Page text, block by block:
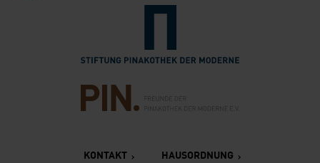
Verlinkung zur Seite der
KONTAKT HAUSORDNUNG